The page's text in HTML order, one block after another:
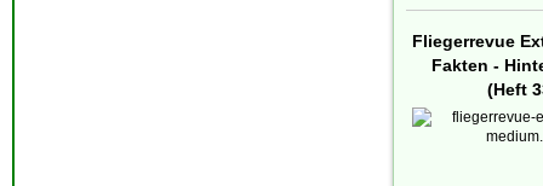
Fliegerrevue
Fakten -
(Heft